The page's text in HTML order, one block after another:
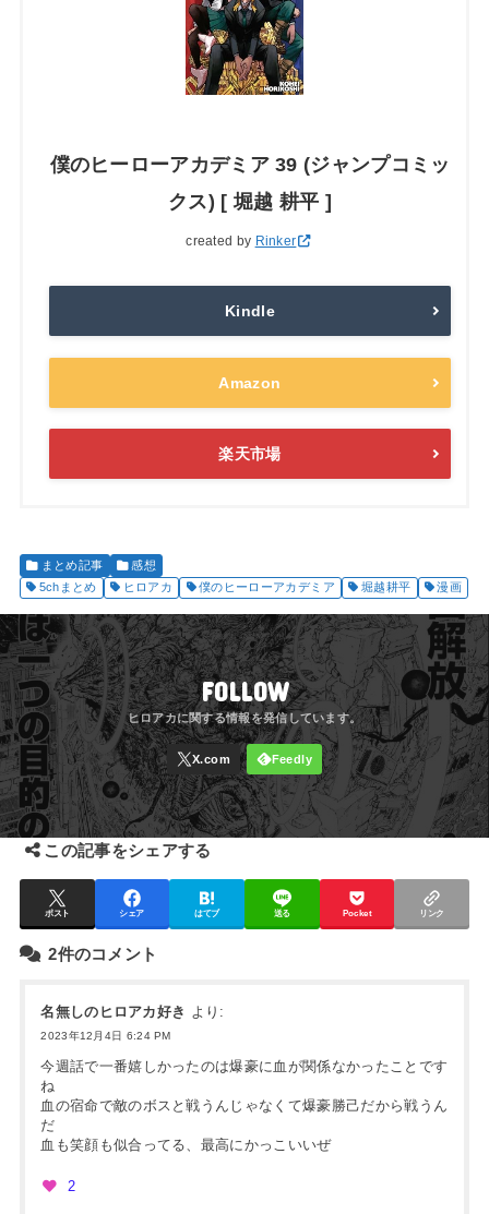
僕のヒーローアカデミア 39 (ジャンプコミッ
クス) [ 堀越 耕平 ]
created by Rinker
Kindle
Amazon
楽天市場
まとめ記事
感想
5chまとめ
ヒロアカ 僕のヒーローアカデミア 堀越耕平 漫画
FOLLOW
この記事をシェアする
ポスト シェア はてブ 送る Pocket リンク
2件のコメント
名無しのヒロアカ好き より:
2023年12月4日 6:24 PM
今週話で一番嬉しかったのは爆豪に血が関係なかったことです
ね
血の宿命で敵のボスと戦うんじゃなくて爆豪勝己だから戦うん
だ
血も笑顔も似合ってる、最高にかっこいいぜ
2